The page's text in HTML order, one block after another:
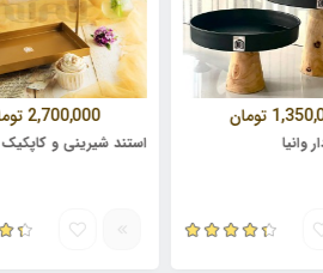
تومان 2,700,000تومان
استند شیرینی و کاپکیک پارمیس